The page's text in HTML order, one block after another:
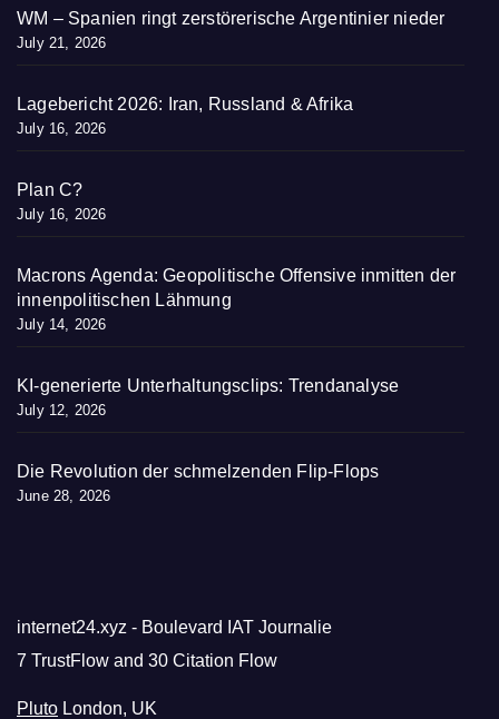
WM – Spanien ringt zerstörerische Argentinier nieder
July 21, 2026
Lagebericht 2026: Iran, Russland & Afrika
July 16, 2026
Plan C?
July 16, 2026
Macrons Agenda: Geopolitische Offensive inmitten der
innenpolitischen Lähmung
July 14, 2026
KI-generierte Unterhaltungsclips: Trendanalyse
July 12, 2026
Die Revolution der schmelzenden Flip-Flops
June 28, 2026
internet24.xyz - Boulevard IAT Journalie
7 TrustFlow and 30 Citation Flow
Pluto London, UK